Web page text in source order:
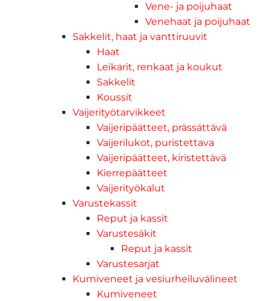
Vene- ja poijuhaat
Venehaat ja poijuhaat
Sakkelit, haat ja vanttiruuvit
Haat
Leikarit, renkaat ja koukut
Sakkelit
Koussit
Vaijerityötarvikkeet
Vaijeripäätteet, prässättävä
Vaijerilukot, puristettava
Vaijeripäätteet, kiristettävä
Kierrepäätteet
Vaijerityökalut
Varustekassit
Reput ja kassit
Varustesäkit
Reput ja kassit
Varustesarjat
Kumiveneet ja vesiurheiluvälineet
Kumiveneet